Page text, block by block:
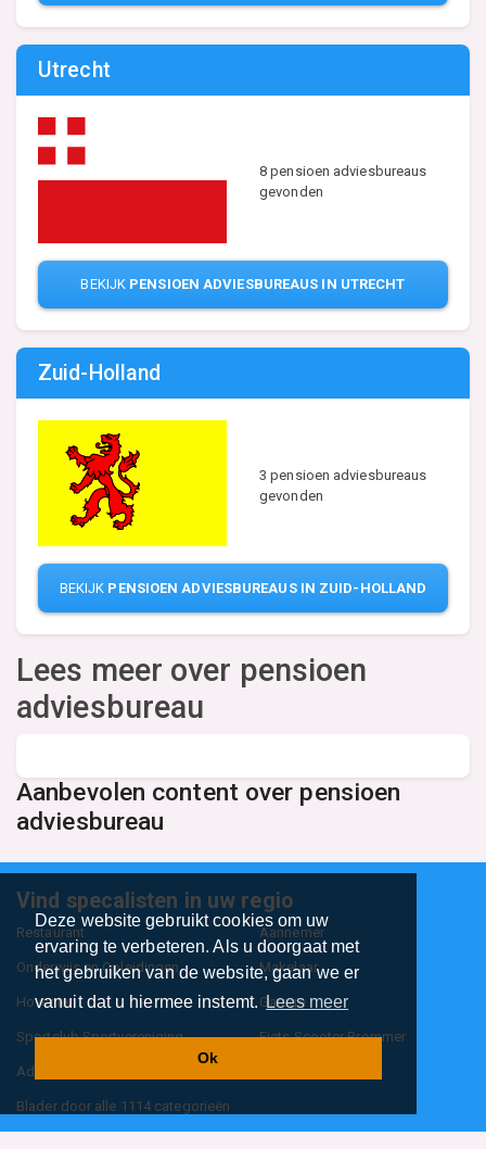
Deze website gebruikt cookies om uw
ervaring te verbeteren. Als u doorgaat met
het gebruiken van de website, gaan we er
vanuit dat u hiermee instemt.Lees meer
Ok
Utrecht
8 pensioen adviesbureaus
gevonden
BEKIJK PENSIOEN ADVIESBUREAUS IN UTRECHT
Zuid-Holland
3 pensioen adviesbureaus
gevonden
BEKIJK PENSIOEN ADVIESBUREAUS IN ZUID-HOLLAND
Lees meer over pensioen
adviesbureau
Aanbevolen content over pensioen
adviesbureau
Vind specalisten in uw regio
Restaurant Aannemer
Onderwijs en Opleidingen Makelaar
Hovenier Garage
Sportclub Sportvereniging Fiets Scooter Brommer
Administratiekantoor
Blader door alle 1114 categorieën